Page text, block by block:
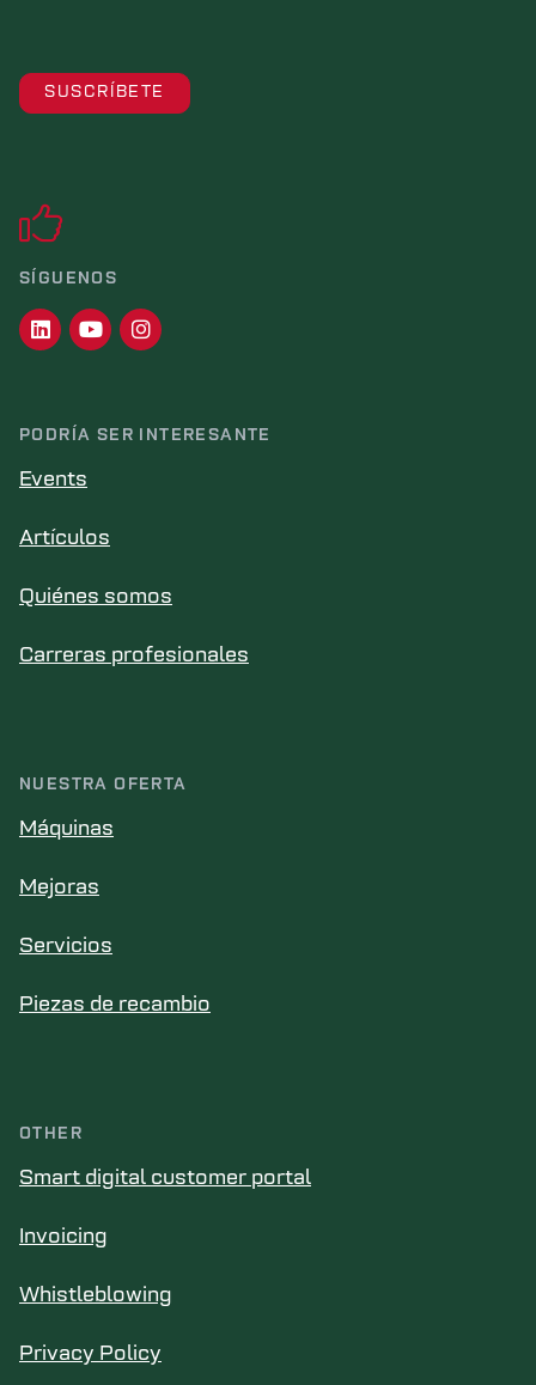
SÍGUENOS
PODRÍA SER INTERESANTE
Events
Artículos
Quiénes somos
Carreras profesionales
NUESTRA OFERTA
Máquinas
Mejoras
Servicios
Piezas de recambio
OTHER
Smart digital customer portal
Invoicing
Whistleblowing
Privacy Policy